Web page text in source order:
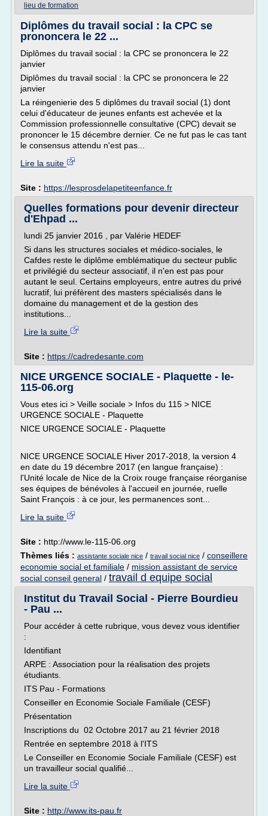
lieu de formation
Diplômes du travail social : la CPC se
prononcera le 22 ...
Diplômes du travail social : la CPC se prononcera le 22
janvier
Diplômes du travail social : la CPC se prononcera le 22
janvier
La réingenierie des 5 diplômes du travail social (1) dont
celui d'éducateur de jeunes enfants est achevée et la
Commission professionnelle consultative (CPC) devait se
prononcer le 15 décembre dernier. Ce ne fut pas le cas tant
le consensus attendu n'est pas...
Lire la suite
Site : https://lesprosdelapetiteenfance.fr
Quelles formations pour devenir directeur
d'Ehpad ...
lundi 25 janvier 2016 , par Valérie HEDEF
Si dans les structures sociales et médico-sociales, le
Cafdes reste le diplôme emblématique du secteur public
et privilégié du secteur associatif, il n'en est pas pour
autant le seul. Certains employeurs, entre autres du privé
lucratif, lui préfèrent des masters spécialisés dans le
domaine du management et de la gestion des
institutions...
Lire la suite
Site : https://cadredesante.com
NICE URGENCE SOCIALE - Plaquette - le-
115-06.org
Vous etes ici > Veille sociale > Infos du 115 > NICE
URGENCE SOCIALE - Plaquette
NICE URGENCE SOCIALE - Plaquette
NICE URGENCE SOCIALE Hiver 2017-2018, la version 4
en date du 19 décembre 2017 (en langue française) :
l'Unité locale de Nice de la Croix rouge française réorganise
ses équipes de bénévoles à l'accueil en journée, ruelle
Saint François : à ce jour, les permanences sont...
Lire la suite
Site : http://www.le-115-06.org
Thèmes liés : assistante sociale nice / travail social nice / conseillere
economie social et familiale / mission assistant de service
social conseil general / travail d equipe social
Institut du Travail Social - Pierre Bourdieu
- Pau ...
Pour accéder à cette rubrique, vous devez vous identifier
:
Identifiant
ARPE : Association pour la réalisation des projets
étudiants.
ITS Pau - Formations
Conseiller en Economie Sociale Familiale (CESF)
Présentation
Inscriptions du 02 Octobre 2017 au 21 février 2018
Rentrée en septembre 2018 à l'ITS
Le Conseiller en Economie Sociale Familiale (CESF) est
un travailleur social qualifié...
Lire la suite
Site : http://www.its-pau.fr